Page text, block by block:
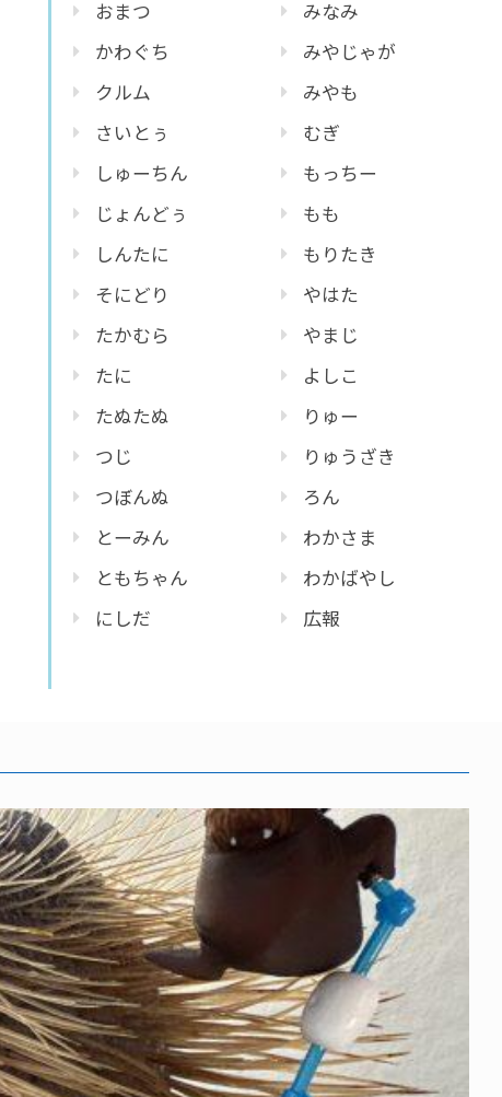
おまつ
かわぐち
クルム
さいとぅ
しゅーちん
じょんどぅ
しんたに
そにどり
たかむら
たに
たぬたぬ
つじ
つぼんぬ
とーみん
ともちゃん
にしだ
みなみ
みやじゃが
みやも
むぎ
もっちー
もも
もりたき
やはた
やまじ
よしこ
りゅー
りゅうざき
ろん
わかさま
わかばやし
広報